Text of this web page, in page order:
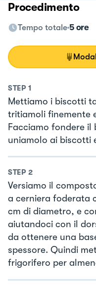
Procedimento
Tempo totale 5 ore
STEP 1
Mettiamo i biscotti
tritiamoli finemente
Facciamo fondere
uniamolo ai biscotti
STEP 2
Versiamo il
a cerniera foderata
cm di diametro, e
aiutandoci con il
da ottenere una
spessore. Quindi
frigorifero per